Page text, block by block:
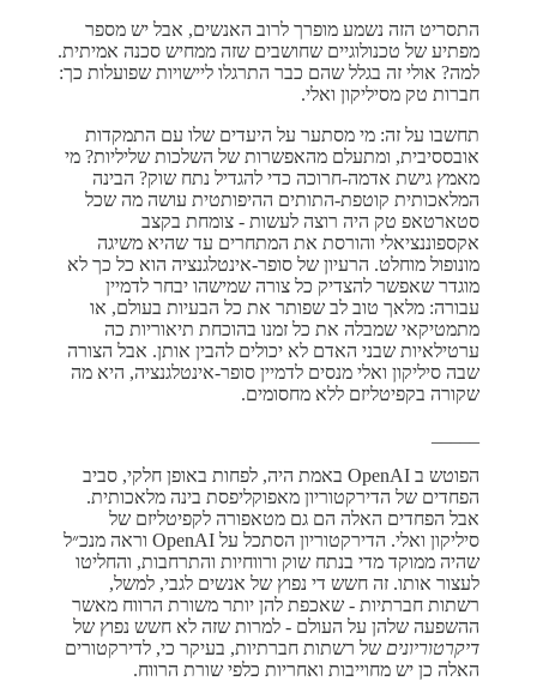
התסריט הזה נשמע מופרך לרוב האנשים, אבל יש מספר
מפתיע של טכנולוגיים שחושבים שזה ממחיש סכנה אמיתית.
למה? אולי זה בגלל שהם כבר התרגלו ליישויות שפועלות כך:
חברות טק מסיליקון ואלי.
תחשבו על זה: מי מסתער על היעדים שלו עם התמקדות
אובססיבית, ומתעלם מהאפשרות של השלכות שליליות? מי
מאמץ גישת אדמה-חרוכה כדי להגדיל נתח שוק? הבינה
המלאכותית קוטפת-התותים ההיפותטית עושה מה שכל
סטארטאפ טק היה רוצה לעשות - צומחת בקצב
אקספוננציאלי והורסת את המתחרים עד שהיא משיגה
מונופול מוחלט. הרעיון של סופר-אינטלגנציה הוא כל כך לא
מוגדר שאפשר להצדיק כל צורה שמישהו יבחר לדמיין
עבורה: מלאך טוב לב שפותר את כל הבעיות בעולם, או
מתמטיקאי שמבלה את כל זמנו בהוכחת תיאוריות כה
ערטילאיות שבני האדם לא יכולים להבין אותן. אבל הצורה
שבה סיליקון ואלי מנסים לדמיין סופר-אינטלגנציה, היא מה
שקורה בקפיטליזם ללא מחסומים.
הפוטש ב OpenAI באמת היה, לפחות באופן חלקי, סביב
הפחדים של הדירקטוריון מאפוקליפסת בינה מלאכותית.
אבל הפחדים האלה הם גם מטאפורה לקפיטליזם של
סיליקון ואלי. הדירקטוריון הסתכל על OpenAI וראה מנכ״ל
שהיה ממוקד מדי בנתח שוק ורווחיות והתרחבות, והחליטו
לעצור אותו. זה חשש די נפוץ של אנשים לגבי, למשל,
רשתות חברתיות - שאכפת להן יותר משורת הרווח מאשר
ההשפעה שלהן על העולם - למרות שזה לא חשש נפוץ של
דיקרטוריונים של רשתות חברתיות, בעיקר כי, לדירקטורים
האלה כן יש מחוייבות ואחריות כלפי שורת הרווח.